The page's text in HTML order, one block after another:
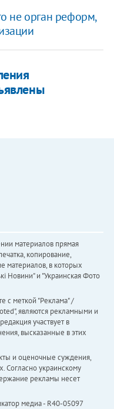
не орган реформ,
материалов прямая
копирование,
материалов, в которых
Новини" и "Украинская Фото
с меткой "Реклама" /
являются рекламными и
участвует в
высказанные в этих
и оценочные суждения,
Согласно украинскому
рекламы несет
медиа - R40-05097